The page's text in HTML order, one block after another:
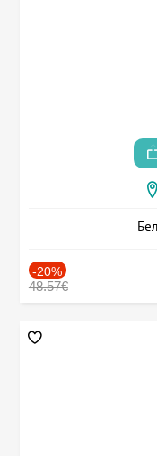
-20%
48.57€